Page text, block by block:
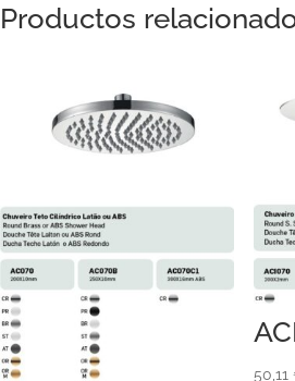
Productos
50,11